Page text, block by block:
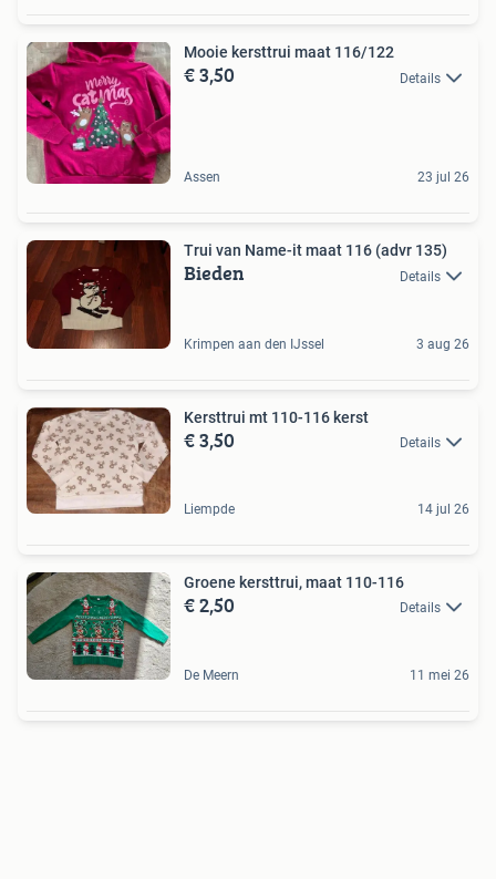
Mooie kersttrui maat 116/122
€ 3,50 Details
Assen 23 jul 26
Trui van Name-it maat 116 (advr 135)
Bieden Details
Krimpen aan den IJssel 3 aug 26
Kersttrui mt 110-116 kerst
€ 3,50 Details
Liempde 14 jul 26
Groene kersttrui, maat 110-116
€ 2,50 Details
De Meern 11 mei 26